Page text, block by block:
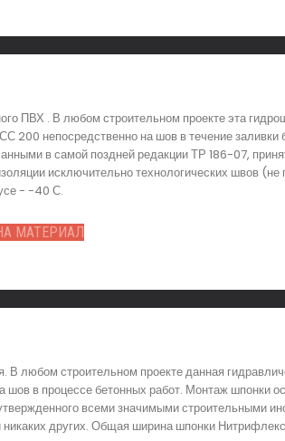
ПВХ . В любом строительном проекте эта
200 непосредственно на шов в течение
в самой поздней редакции ТР 186-07,
исключительно технологических швов
- -40 С.
МАТЕРИАЛ
любом строительном проекте данная
в процессе бетонных работ. Монтаж шпонки
всеми значимыми строительными
других. Общая ширина шпонки